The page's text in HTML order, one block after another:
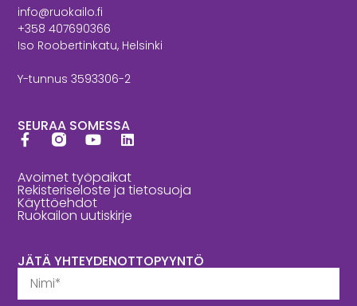
info@ruokailo.fi
+358 407690366
Iso Roobertinkatu, Helsinki
Y-tunnus 3593306-2
SEURAA SOMESSA
Avoimet työpaikat
Rekisteriseloste ja tietosuoja
Käyttöehdot
Ruokailon uutiskirje
JÄTÄ YHTEYDENOTTOPYYNTÖ